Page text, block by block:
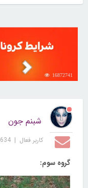
16872741
شبنم جون
کاربر فعال |
634
گروه سوم: